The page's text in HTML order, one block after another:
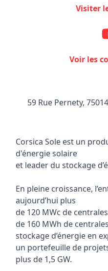
Visiter
Voir les
59 Rue Pernety, 75014
Corsica Sole est un
d'énergie solaire
et leader du stockage
En pleine croissance,
aujourd’hui plus
de 120 MWc de
de 160 MWh de
stockage d’énergie en
un portefeuille de
plus de 1,5 GW.